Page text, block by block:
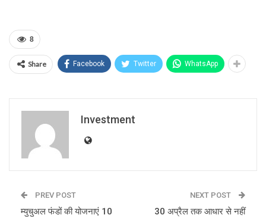
8
Share Facebook Twitter WhatsApp
Investment
PREV POST
म्युचुअल फंडों की योजनाएं 10
NEXT POST
30 अप्रैल तक आधार से नहीं